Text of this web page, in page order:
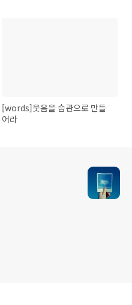
[words]웃음을 습관으로 만들
어라